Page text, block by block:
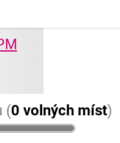
(0 volných míst)